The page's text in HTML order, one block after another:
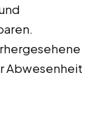
Abwesenheit